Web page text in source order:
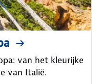
van het kleurijke
van Italië.